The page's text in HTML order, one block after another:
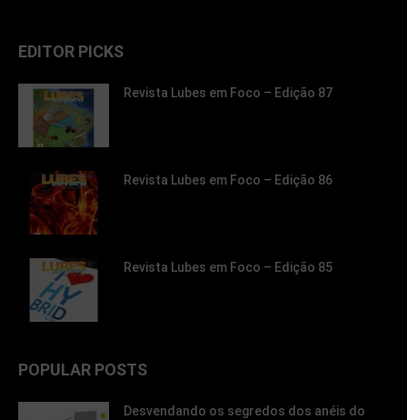
EDITOR PICKS
Revista Lubes em Foco – Edição 87
Revista Lubes em Foco – Edição 86
Revista Lubes em Foco – Edição 85
POPULAR POSTS
Desvendando os segredos dos anéis do